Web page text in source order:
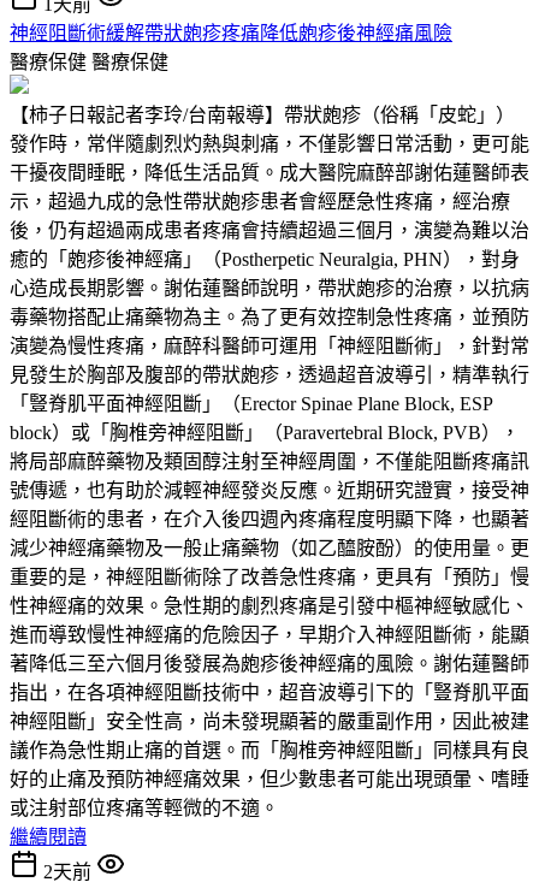
神經阻斷術緩解帶狀皰疹疼痛降低皰疹後神經痛風險
醫療保健 醫療保健
【柿子日報記者李玲/台南報導】帶狀皰疹（俗稱「皮蛇」）
發作時，常伴隨劇烈灼熱與刺痛，不僅影響日常活動，更可能
干擾夜間睡眠，降低生活品質。成大醫院麻醉部謝佑蓮醫師表
示，超過九成的急性帶狀皰疹患者會經歷急性疼痛，經治療
後，仍有超過兩成患者疼痛會持續超過三個月，演變為難以治
癒的「皰疹後神經痛」（Postherpetic Neuralgia, PHN），對身
心造成長期影響。謝佑蓮醫師說明，帶狀皰疹的治療，以抗病
毒藥物搭配止痛藥物為主。為了更有效控制急性疼痛，並預防
演變為慢性疼痛，麻醉科醫師可運用「神經阻斷術」，針對常
見發生於胸部及腹部的帶狀皰疹，透過超音波導引，精準執行
「豎脊肌平面神經阻斷」（Erector Spinae Plane Block, ESP
block）或「胸椎旁神經阻斷」（Paravertebral Block, PVB），
將局部麻醉藥物及類固醇注射至神經周圍，不僅能阻斷疼痛訊
號傳遞，也有助於減輕神經發炎反應。近期研究證實，接受神
經阻斷術的患者，在介入後四週內疼痛程度明顯下降，也顯著
減少神經痛藥物及一般止痛藥物（如乙醯胺酚）的使用量。更
重要的是，神經阻斷術除了改善急性疼痛，更具有「預防」慢
性神經痛的效果。急性期的劇烈疼痛是引發中樞神經敏感化、
進而導致慢性神經痛的危險因子，早期介入神經阻斷術，能顯
著降低三至六個月後發展為皰疹後神經痛的風險。謝佑蓮醫師
指出，在各項神經阻斷技術中，超音波導引下的「豎脊肌平面
神經阻斷」安全性高，尚未發現顯著的嚴重副作用，因此被建
議作為急性期止痛的首選。而「胸椎旁神經阻斷」同樣具有良
好的止痛及預防神經痛效果，但少數患者可能出現頭暈、嗜睡
或注射部位疼痛等輕微的不適。
繼續閱讀
2天前